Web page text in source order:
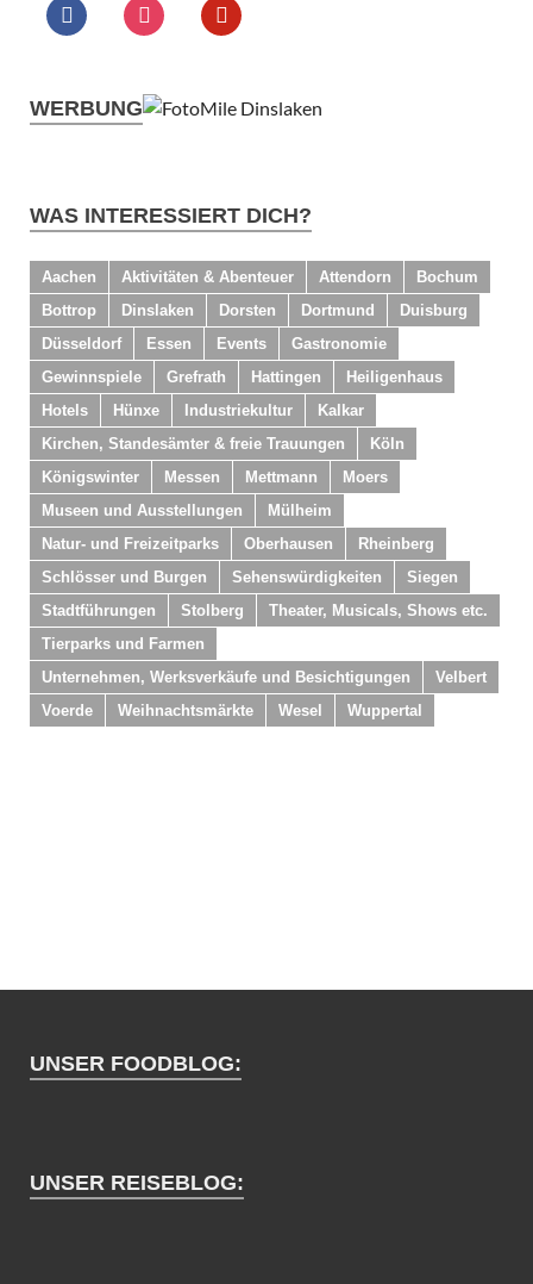
WERBUNG
WAS INTERESSIERT DICH?
Aachen Aktivitäten & Abenteuer Attendorn
Bochum
Bottrop
Dinslaken Dorsten Dortmund
Duisburg
Düsseldorf
Essen Events
Gastronomie
Gewinnspiele
Grefrath Hattingen
Heiligenhaus
Hotels
Hünxe Industriekultur
Kalkar
Kirchen, Standesämter & freie Trauungen
Köln
Königswinter
Messen Mettmann
Moers
Museen und Ausstellungen
Mülheim
Natur- und Freizeitparks
Oberhausen
Rheinberg
Schlösser und Burgen
Sehenswürdigkeiten
Siegen
Stadtführungen
Stolberg
Theater, Musicals, Shows etc.
Tierparks und Farmen
Unternehmen, Werksverkäufe und Besichtigungen
Velbert
Voerde
Weihnachtsmärkte Wesel Wuppertal
UNSER FOODBLOG:
UNSER REISEBLOG: